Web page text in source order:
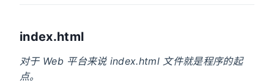
index.html
对于 Web 平台来说 index.html 文件就是程序的起
点。